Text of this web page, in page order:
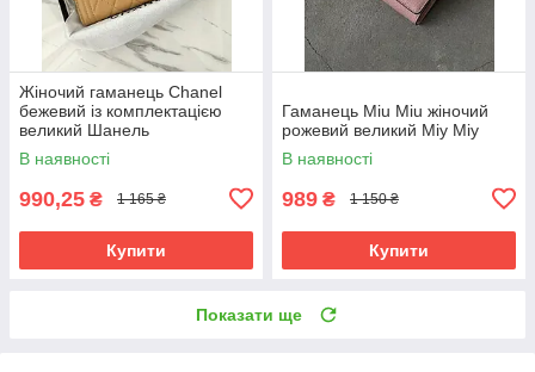
Жіночий гаманець Chanel
бежевий із комплектацією
великий Шанель
В наявності
990,25 ₴ 1 165 ₴
Купити
Гаманець Miu Miu жіночий
рожевий великий Міу Міу
В наявності
989 ₴ 1 150 ₴
Купити
Показати ще